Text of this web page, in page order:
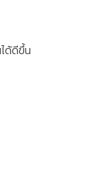
ด้ดีขึ้น